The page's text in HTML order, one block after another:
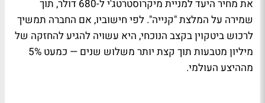
את מחיר היעד למניית מיקרוסטרטג'י ל-680 דולר, תוך
שמירה על המלצת "קנייה". לפי חישוביו, אם החברה תמשיך
לרכוש ביטקוין בקצב הנוכחי, היא עשויה להגיע להחזקה של
מיליון מטבעות תוך קצת יותר משלוש שנים — כמעט 5%
מההיצע העולמי.